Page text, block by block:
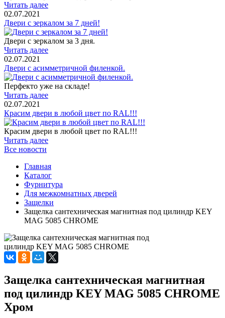
Читать далее
02.07.2021
Двери с зеркалом за 7 дней!
Двери с зеркалом за 3 дня.
Читать далее
02.07.2021
Двери с асимметричной филенкой.
Перфекто уже на складе!
Читать далее
02.07.2021
Красим двери в любой цвет по RAL!!!
Красим двери в любой цвет по RAL!!!
Читать далее
Все новости
Главная
Каталог
Фурнитура
Для межкомнатных дверей
Защелки
Защелка сантехническая магнитная под цилиндр KEY
MAG 5085 CHROME
Защелка сантехническая магнитная
под цилиндр KEY MAG 5085 CHROME
Хром